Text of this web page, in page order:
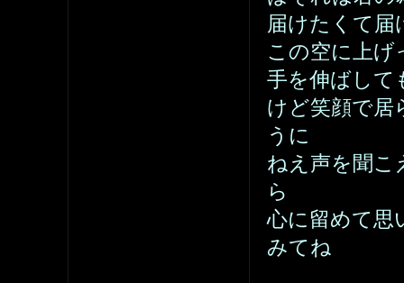
届けたくて届
この空に上げ
手を伸ばして
けど笑顔で居
うに
ねえ声を聞こ
ら
心に留めて思
みてね